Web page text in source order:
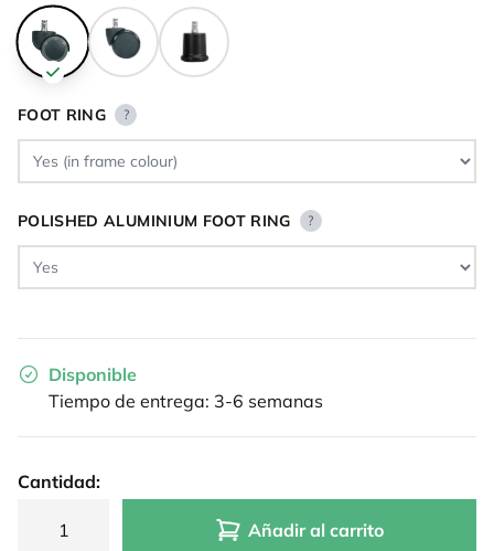
FOOT RING ?
POLISHED ALUMINIUM FOOT RING ?
Disponible
Tiempo de entrega: 3-6 semanas
Cantidad:
Añadir al carrito